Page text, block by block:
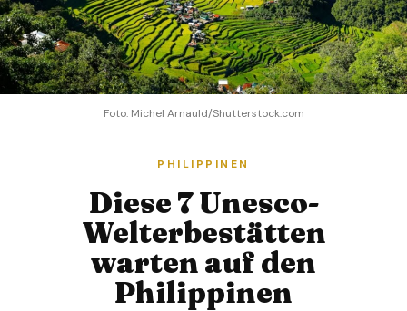
Foto: Michel Arnauld/Shutterstock.com
PHILIPPINEN
Diese 7 Unesco-
Welterbestätten
warten auf den
Philippinen